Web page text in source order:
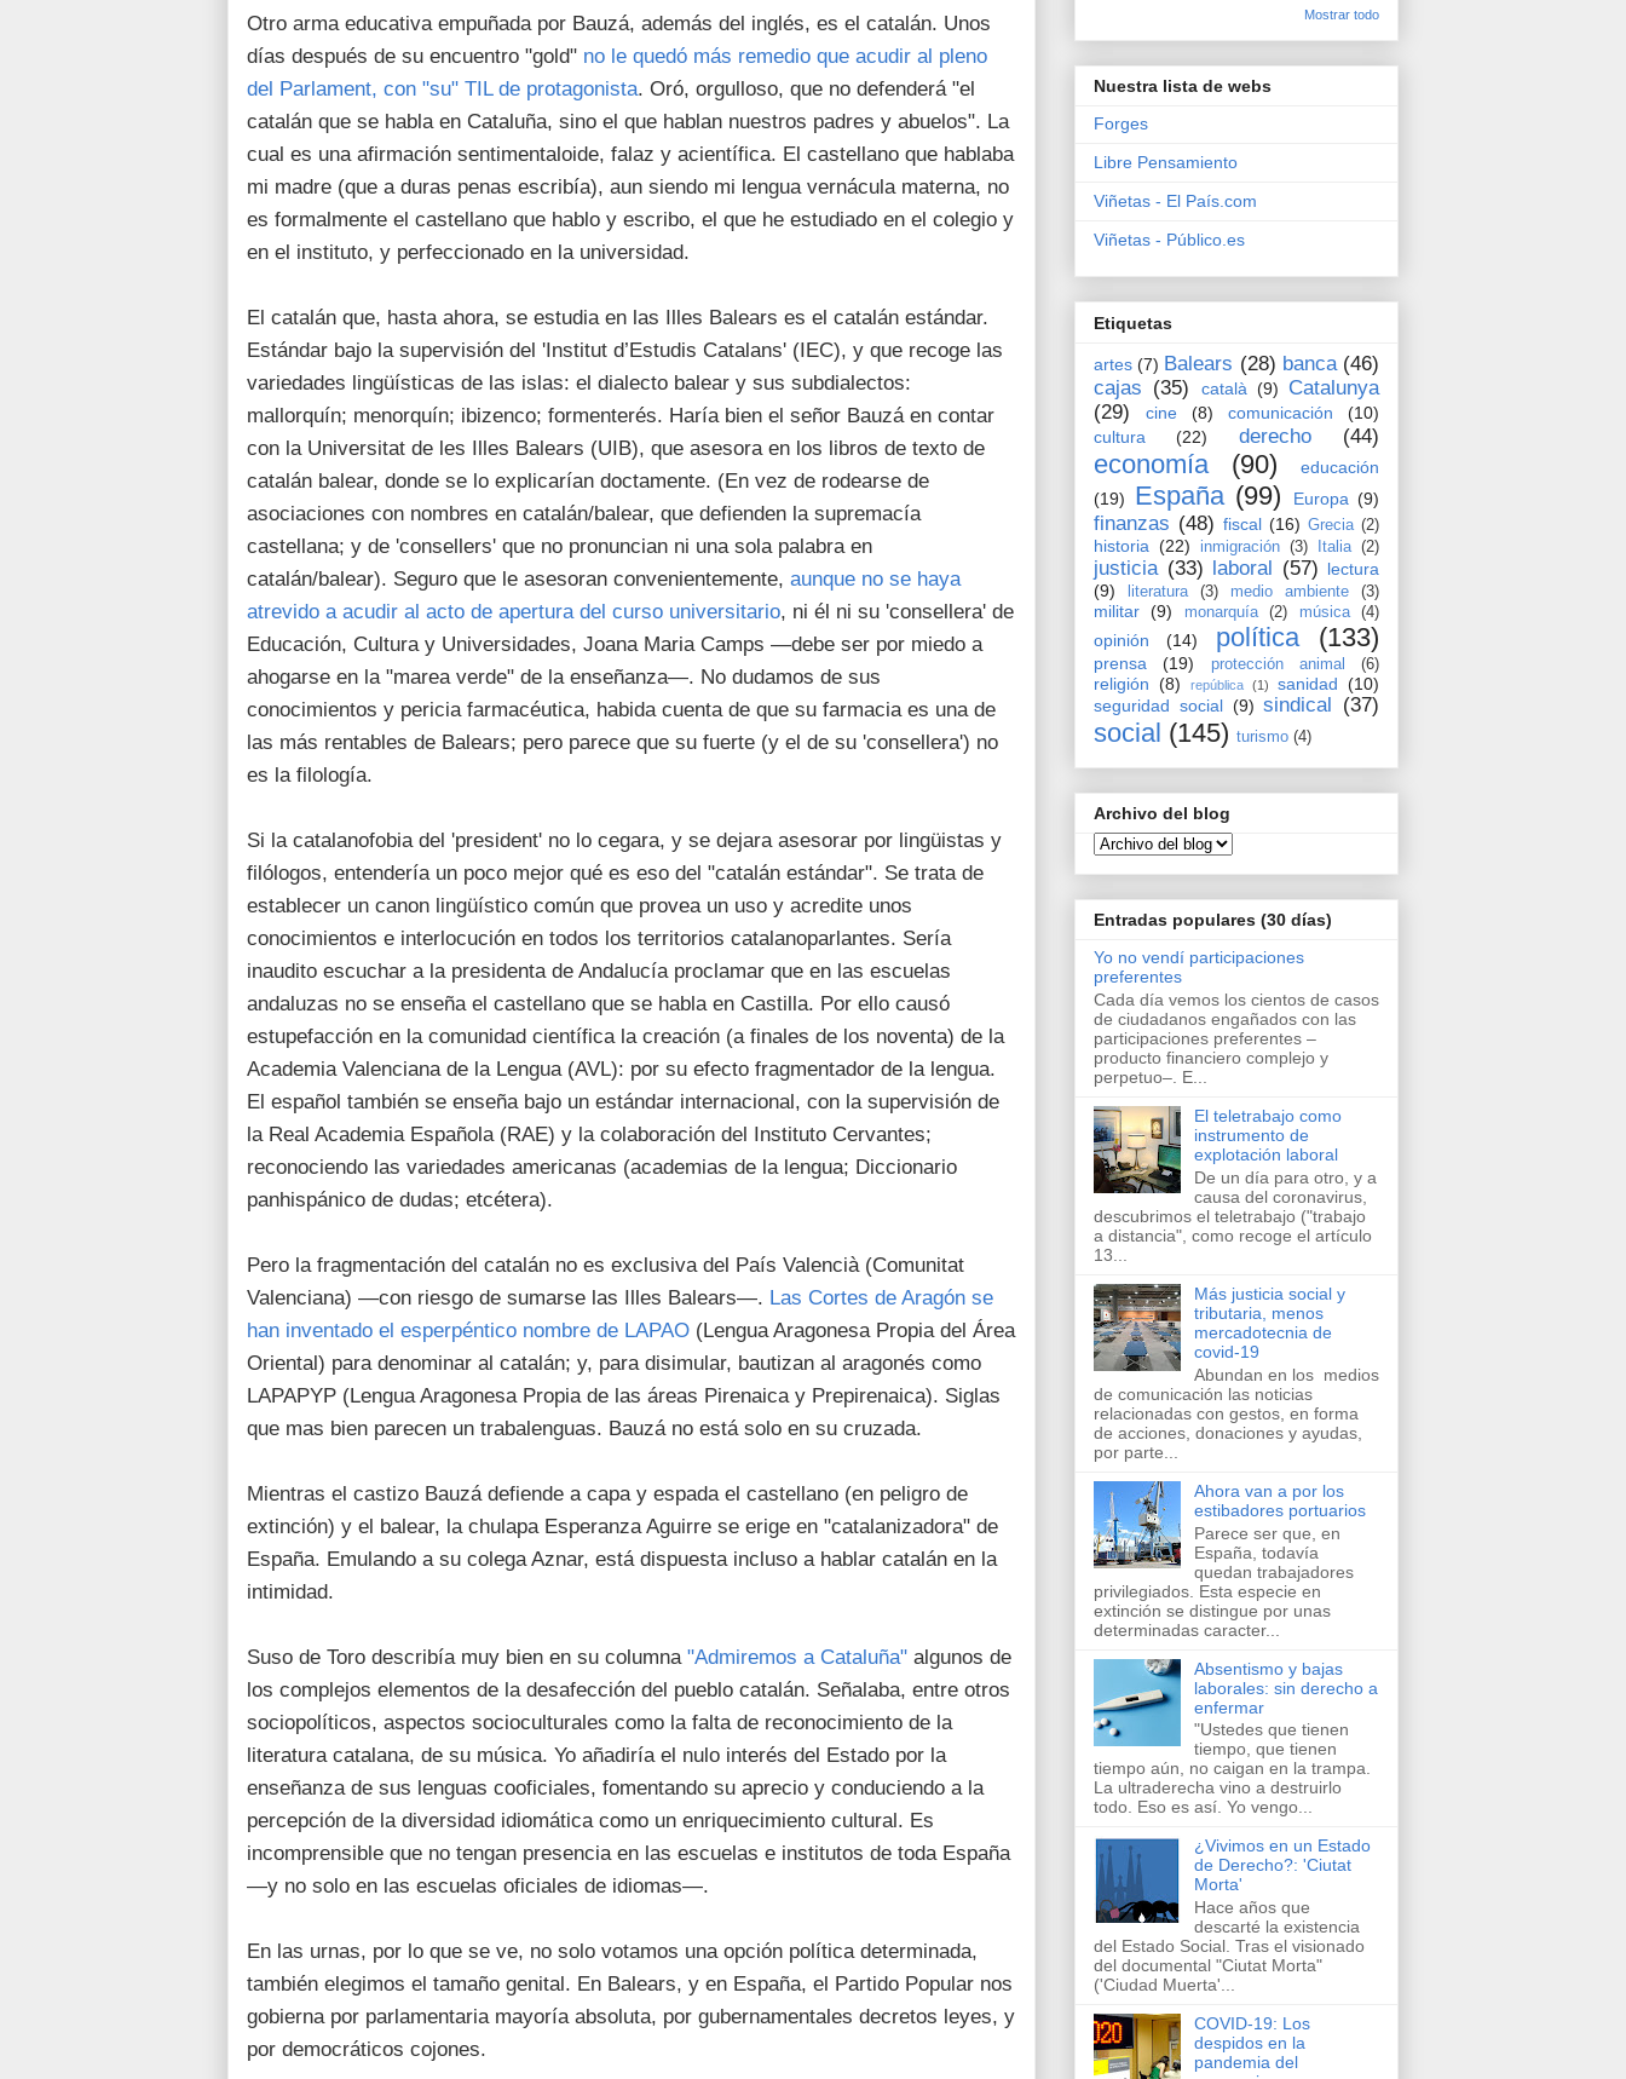
Otro arma educativa empuñada por Bauzá, además del inglés, es el catalán. Unos
días después de su encuentro "gold" no le quedó más remedio que acudir al pleno
del Parlament, con "su" TIL de protagonista. Oró, orgulloso, que no defenderá "el
catalán que se habla en Cataluña, sino el que hablan nuestros padres y abuelos". La
cual es una afirmación sentimentaloide, falaz y acientífica. El castellano que hablaba
mi madre (que a duras penas escribía), aun siendo mi lengua vernácula materna, no
es formalmente el castellano que hablo y escribo, el que he estudiado en el colegio y
en el instituto, y perfeccionado en la universidad.
El catalán que, hasta ahora, se estudia en las Illes Balears es el catalán estándar.
Estándar bajo la supervisión del 'Institut d’Estudis Catalans' (IEC), y que recoge las
variedades lingüísticas de las islas: el dialecto balear y sus subdialectos:
mallorquín; menorquín; ibizenco; formenterés. Haría bien el señor Bauzá en contar
con la Universitat de les Illes Balears (UIB), que asesora en los libros de texto de
catalán balear, donde se lo explicarían doctamente. (En vez de rodearse de
asociaciones con nombres en catalán/balear, que defienden la supremacía
castellana; y de 'consellers' que no pronuncian ni una sola palabra en
catalán/balear). Seguro que le asesoran convenientemente, aunque no se haya
atrevido a acudir al acto de apertura del curso universitario, ni él ni su 'consellera' de
Educación, Cultura y Universidades, Joana Maria Camps —debe ser por miedo a
ahogarse en la "marea verde" de la enseñanza—. No dudamos de sus
conocimientos y pericia farmacéutica, habida cuenta de que su farmacia es una de
las más rentables de Balears; pero parece que su fuerte (y el de su 'consellera') no
es la filología.
Si la catalanofobia del 'president' no lo cegara, y se dejara asesorar por lingüistas y
filólogos, entendería un poco mejor qué es eso del "catalán estándar". Se trata de
establecer un canon lingüístico común que provea un uso y acredite unos
conocimientos e interlocución en todos los territorios catalanoparlantes. Sería
inaudito escuchar a la presidenta de Andalucía proclamar que en las escuelas
andaluzas no se enseña el castellano que se habla en Castilla. Por ello causó
estupefacción en la comunidad científica la creación (a finales de los noventa) de la
Academia Valenciana de la Lengua (AVL): por su efecto fragmentador de la lengua.
El español también se enseña bajo un estándar internacional, con la supervisión de
la Real Academia Española (RAE) y la colaboración del Instituto Cervantes;
reconociendo las variedades americanas (academias de la lengua; Diccionario
panhispánico de dudas; etcétera).
Pero la fragmentación del catalán no es exclusiva del País Valencià (Comunitat
Valenciana) —con riesgo de sumarse las Illes Balears—. Las Cortes de Aragón se
han inventado el esperpéntico nombre de LAPAO (Lengua Aragonesa Propia del Área
Oriental) para denominar al catalán; y, para disimular, bautizan al aragonés como
LAPAPYP (Lengua Aragonesa Propia de las áreas Pirenaica y Prepirenaica). Siglas
que mas bien parecen un trabalenguas. Bauzá no está solo en su cruzada.
Mientras el castizo Bauzá defiende a capa y espada el castellano (en peligro de
extinción) y el balear, la chulapa Esperanza Aguirre se erige en "catalanizadora" de
España. Emulando a su colega Aznar, está dispuesta incluso a hablar catalán en la
intimidad.
Suso de Toro describía muy bien en su columna "Admiremos a Cataluña" algunos de
los complejos elementos de la desafección del pueblo catalán. Señalaba, entre otros
sociopolíticos, aspectos socioculturales como la falta de reconocimiento de la
literatura catalana, de su música. Yo añadiría el nulo interés del Estado por la
enseñanza de sus lenguas cooficiales, fomentando su aprecio y conduciendo a la
percepción de la diversidad idiomática como un enriquecimiento cultural. Es
incomprensible que no tengan presencia en las escuelas e institutos de toda España
—y no solo en las escuelas oficiales de idiomas—.
En las urnas, por lo que se ve, no solo votamos una opción política determinada,
también elegimos el tamaño genital. En Balears, y en España, el Partido Popular nos
gobierna por parlamentaria mayoría absoluta, por gubernamentales decretos leyes, y
por democráticos cojones.
Mostrar todo
Nuestra lista de webs
Forges
Libre Pensamiento
Viñetas - El País.com
Viñetas - Público.es
Etiquetas
artes (7) Balears (28) banca (46)
cajas (35) català (9)
Catalunya
(29)
cine (8) comunicación
(10)
cultura
(22) derecho (44)
economía (90)
educación
(19)
España (99) Europa (9)
finanzas (48) fiscal (16) Grecia (2)
historia (22) inmigración (3) Italia (2)
justicia (33) laboral (57) lectura
(9)
literatura (3) medio ambiente (3)
militar (9) monarquía (2) música (4)
opinión (14) política (133)
prensa (19) protección animal (6)
religión (8) república (1) sanidad (10)
seguridad social (9) sindical (37)
social (145) turismo (4)
Archivo del blog
Entradas populares (30 días)
Yo no vendí participaciones
preferentes
Cada día vemos los cientos de casos
de ciudadanos engañados con las
participaciones preferentes –
producto financiero complejo y
perpetuo–. E...
El teletrabajo como
instrumento de
explotación laboral
De un día para otro, y a
causa del coronavirus,
descubrimos el teletrabajo ("trabajo
a distancia", como recoge el artículo
13...
Más justicia social y
tributaria, menos
mercadotecnia de
covid-19
Abundan en los ​medios
de comunicación​ las noticias
relacionadas con gestos, en forma
de acciones, donaciones y ayudas,
por parte...
Ahora van a por los
estibadores portuarios
Parece ser que, en
España, todavía
quedan trabajadores
privilegiados. Esta especie en
extinción se distingue por unas
determinadas caracter...
Absentismo y bajas
laborales: sin derecho a
enfermar
"Ustedes que tienen
tiempo, que tienen
tiempo aún, no caigan en la trampa.
La ultraderecha vino a destruirlo
todo. Eso es así. Yo vengo...
¿Vivimos en un Estado
de Derecho?: 'Ciutat
Morta'
Hace años que
descarté la existencia
del Estado Social. Tras el visionado
del documental "Ciutat Morta"
('Ciudad Muerta'...
COVID-19: Los
despidos en la
pandemia del